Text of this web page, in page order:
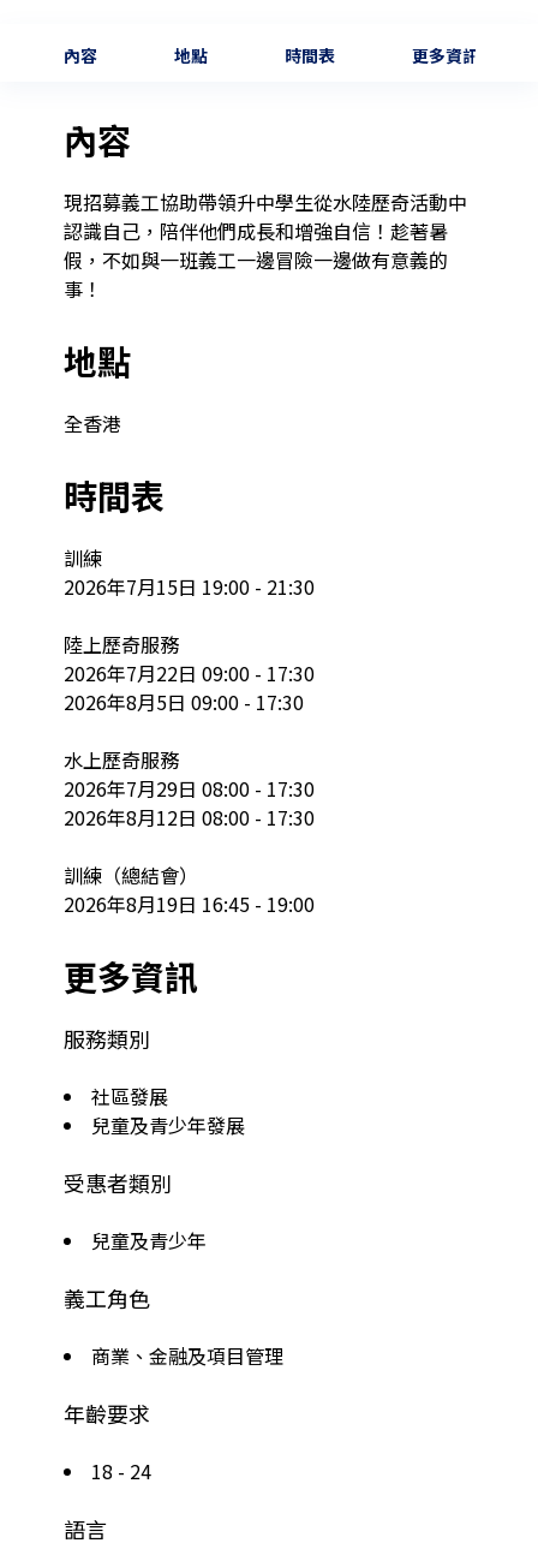
內容 地點 時間表 更多資訊
內容
現招募義工協助帶領升中學生從水陸歷奇活動中
認識自己，陪伴他們成長和增強自信！趁著暑
假，不如與一班義工一邊冒險一邊做有意義的
地點
全香港
時間表
訓練
2026年7月15日 19:00 - 21:30
陸上歷奇服務
2026年7月22日 09:00 - 17:30
2026年8月5日 09:00 - 17:30
水上歷奇服務
2026年7月29日 08:00 - 17:30
2026年8月12日 08:00 - 17:30
訓練（總結會）
2026年8月19日 16:45 - 19:00
更多資訊
服務類別
社區發展
兒童及青少年發展
受惠者類別
兒童及青少年
義工角色
商業、金融及項目管理
年齡要求
18 - 24
語言